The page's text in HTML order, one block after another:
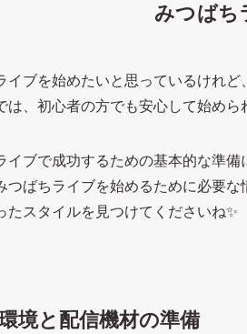
みつばち
イブを始めたいと思っているけれ
は、初心者の方でも安心して始めら
イブで成功するための基本的な準
つばちライブを始めるために必要な
たスタイルを見つけてくださいね✨
境と配信機材の準備